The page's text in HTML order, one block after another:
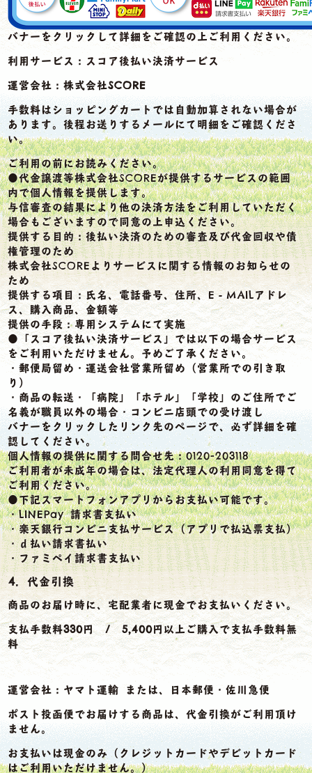
バナーをクリックして詳細をご確認の上ご利用ください。
利用サービス： スコア後払い決済サービス
運営会社：株式会社SCORE
手数料はショッピングカートでは自動加算されない場合が
あります。後程お送りするメールにて明細をご確認くださ
い。
ご利用の前にお読みください。
●代金譲渡等株式会社SCOREが提供するサービスの範囲
内で個人情報を提供します。
与信審査の結果により他の決済方法をご利用していただく
場合もございますので同意の上申込ください。
提供する目的：後払い決済のための審査及び代金回収や債
権管理のため
株式会社SCOREよりサービスに関する情報のお知らせの
ため
提供する項目：氏名、電話番号、住所、E‐MAILアドレ
ス、購入商品、金額等
提供の手段：専用システムにて実施
●「スコア後払い決済サービス」では以下の場合サービス
をご利用いただけません。予めご了承ください。
・郵便局留め・運送会社営業所留め（営業所での引き取
り）
・商品の転送・「病院」「ホテル」「学校」のご住所でご
名義が職員以外の場合・コンビニ店頭での受け渡し
バナーをクリックしたリンク先のページで、必ず詳細を確
認してください。
個人情報の提供に関する問合せ先：0120-203118
ご利用者が未成年の場合は、法定代理人の利用同意を得て
ご利用ください。
●下記スマートフォンアプリからお支払い可能です。
・LINEPay 請求書支払い
・楽天銀行コンビニ支払サービス（アプリで払込票支払）
・ｄ払い請求書払い
・ファミペイ請求書支払い
4．代金引換
商品のお届け時に、宅配業者に現金でお支払いください。
支払手数料330円 / 5,400円以上ご購入で支払手数料無
料
運営会社：ヤマト運輸 または、日本郵便・佐川急便
ポスト投函便でお届けする商品は、代金引換がご利用頂け
ません。
お支払いは現金のみ（クレジットカードやデビットカード
はご利用いただけません。）